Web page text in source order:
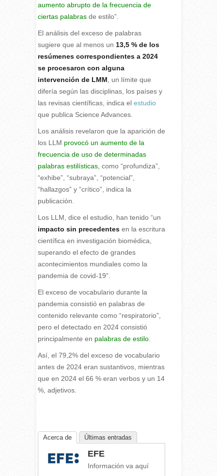
aumento abrupto de la frecuencia de
ciertas palabrasde estilo”.
El análisis del exceso de palabras
sugiere que al menos un 13,5 % de los
resúmenes correspondientes a 2024
se procesaron con alguna
intervención de LMM , un límite que
difería según las disciplinas, los países y
las revisas científicas, indica elestudio
que publica Science Advances.
Los análisis revelaron que la aparición de
los LLM provocó un aumento de la
frecuencia de uso de determinadas
palabras estilísticas, como “profundiza”,
“exhibe”, “subraya”, “potencial”,
“hallazgos” y “crítico”, indica la
publicación.
Los LLM, dice el estudio, han tenido “un
impacto sin precedentesen la escritura
científica en investigación biomédica,
superando el efecto de grandes
acontecimientos mundiales como la
pandemia de covid-19”.
El exceso de vocabulario durante la
pandemia consistió en palabras de
contenido relevante como “respiratorio”,
pero el detectado en 2024 consistió
principalmente en palabras de estilo.
Así, el 79,2% del exceso de vocabulario
antes de 2024 eran sustantivos, mientras
que en 2024 el 66 % eran verbos y un 14
%, adjetivos.
Acerca de Últimas entradas
EFE
Información va aquí